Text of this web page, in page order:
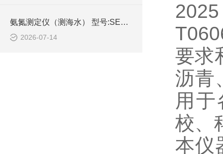
氨氮测定仪（测海水） 型号:SE98-AD-2AH库号：M400863的技术介绍
2026-07-14
要求
沥青
用
校、
本仪